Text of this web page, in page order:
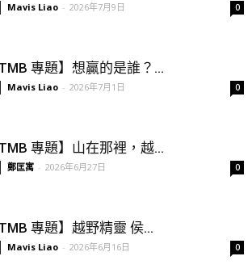
Mavis Liao - 2026年7月9日 0
專題】想贏的是誰？...
Mavis Liao - 2026年7月1日 0
專題】山在那裡，越...
鄭匡寓 - 2026年6月27日 0
專題】越野精靈 侯...
Mavis Liao - 2026年6月16日 0